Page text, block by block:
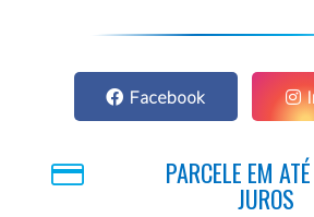
Facebook
PARCELE EM
JUROS